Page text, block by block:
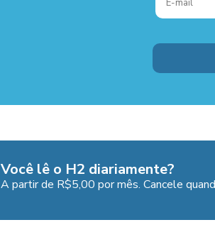
Você lê o H2 diariamente?
A partir de R$5,00 por mês. Cancele